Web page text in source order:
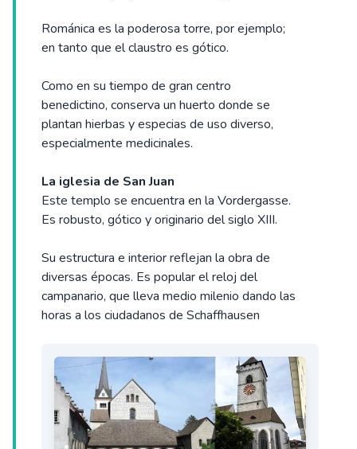
Románica es la poderosa torre, por ejemplo;
en tanto que el claustro es gótico.
Como en su tiempo de gran centro
benedictino, conserva un huerto donde se
plantan hierbas y especias de uso diverso,
especialmente medicinales.
La iglesia de San Juan
Este templo se encuentra en la Vordergasse.
Es robusto, gótico y originario del siglo XIII.
Su estructura e interior reflejan la obra de
diversas épocas. Es popular el reloj del
campanario, que lleva medio milenio dando las
horas a los ciudadanos de Schaffhausen